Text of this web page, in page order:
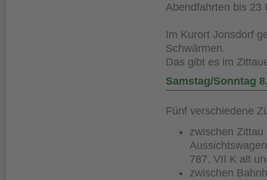
Abendfahrten bis 23
Im Kurort Jonsdorf
Schwärmen.
Das gibt es im
Samstag/Sonntag
Fünf verschiedene
zwischen
787, VII K alt
zwischen